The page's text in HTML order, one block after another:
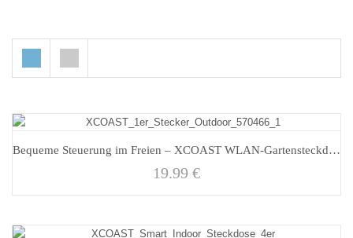
Bequeme Steuerung im Freien – XCOAST WLAN-Gartensteckdose
19.99 €